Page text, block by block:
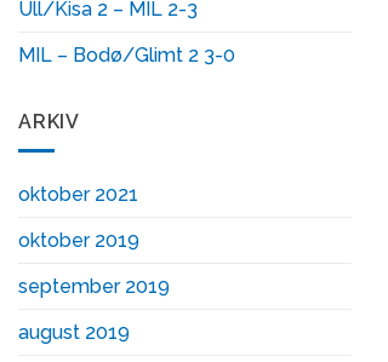
Ull/Kisa 2 – MIL 2-3
MIL – Bodø/Glimt 2 3-0
ARKIV
oktober 2021
oktober 2019
september 2019
august 2019